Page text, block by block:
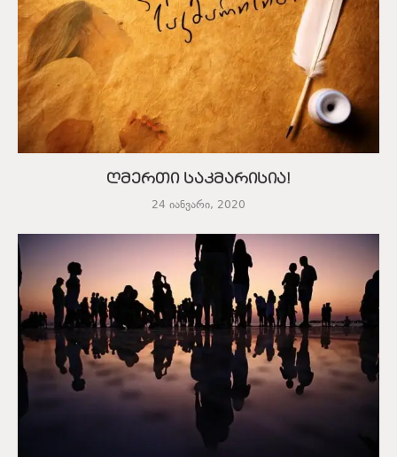
ღმერთი საკმარისია!
24 იანვარი, 2020